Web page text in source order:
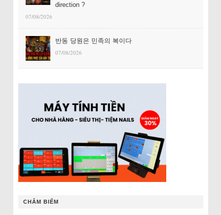
direction ?
07/08/2026
반동 당원은 민족의 복이다
07/08/2026
CHÂM BIẾM